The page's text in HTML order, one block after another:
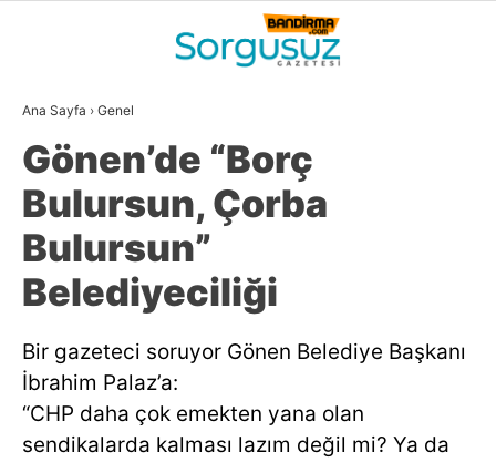
21°
BALIKESIR
GALERİ VİDEO
SPOR
MAGAZİN
EĞİTİM
Ana Sayfa › Genel
Gönen’de “Borç
Bulursun, Çorba
Bulursun”
Belediyeciliği
Bir gazeteci soruyor Gönen Belediye Başkanı
İbrahim Palaz’a:
“CHP daha çok emekten yana olan
sendikalarda kalması lazım değil mi? Ya da